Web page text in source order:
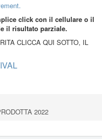
click con il cellulare o il
il risultato parziale.
CLICCA QUI SOTTO, IL
2022